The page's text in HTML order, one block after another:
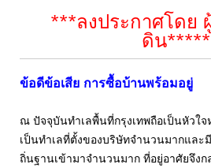
***ลงประกาศโดย
ดิน*****
ข้อดีข้อเสีย การซื้อบ้านพร้อมอยู่
ณ ปัจจุบันทำเลพื้นที่กรุงเทพถือเป็นหัวใ
เป็นทำเลที่ตั้งของบริษัทจำนวนมากและ
ถิ่นฐานเข้ามาจำนวนมาก ที่อยู่อาศัยจึงก